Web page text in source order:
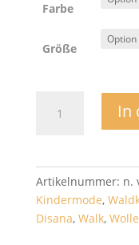
Farbe
Größe
Disana
Menge
In
Artikelnummer: n.
Kindermode,
Disana, Walk, Wolle